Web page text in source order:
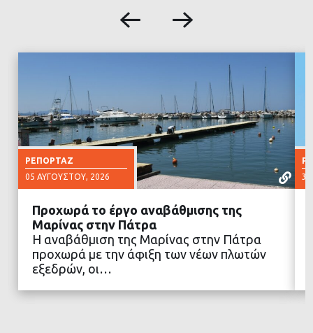
ΡΕΠΟΡΤΆΖ
05 ΑΥΓΟΎΣΤΟΥ, 2026
ΔΙΑΒΑΣΤΕ ΠΕΡΙΣΣΟΤΕΡΑ
Προχωρά το έργο αναβάθμισης της
Μαρίνας στην Πάτρα
Η αναβάθμιση της Μαρίνας στην Πάτρα
προχωρά με την άφιξη των νέων πλωτών
εξεδρών, οι…
30